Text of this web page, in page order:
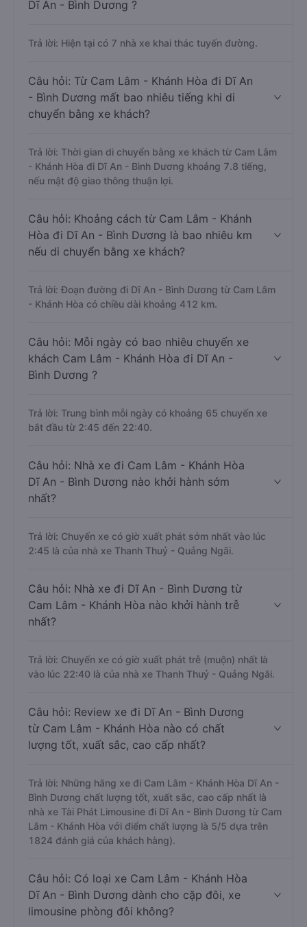
Dĩ An - Bình Dương ?
Trả lời: Hiện tại có 7 nhà xe khai thác tuyến đường.
Câu hỏi: Từ Cam Lâm - Khánh Hòa đi Dĩ An
- Bình Dương mất bao nhiêu tiếng khi di
chuyển bằng xe khách?
Trả lời: Thời gian di chuyển bằng xe khách từ Cam Lâm
- Khánh Hòa đi Dĩ An - Bình Dương khoảng 7.8 tiếng,
nếu mật độ giao thông thuận lợi.
Câu hỏi: Khoảng cách từ Cam Lâm - Khánh
Hòa đi Dĩ An - Bình Dương là bao nhiêu km
nếu di chuyển bằng xe khách?
Trả lời: Đoạn đường đi Dĩ An - Bình Dương từ Cam Lâm
- Khánh Hòa có chiều dài khoảng 412 km.
Câu hỏi: Mỗi ngày có bao nhiêu chuyến xe
khách Cam Lâm - Khánh Hòa đi Dĩ An -
Bình Dương ?
Trả lời: Trung bình mỗi ngày có khoảng 65 chuyến xe
bắt đầu từ 2:45 đến 22:40.
Câu hỏi: Nhà xe đi Cam Lâm - Khánh Hòa
Dĩ An - Bình Dương nào khởi hành sớm
nhất?
Trả lời: Chuyến xe có giờ xuất phát sớm nhất vào lúc
2:45 là của nhà xe Thanh Thuỷ - Quảng Ngãi.
Câu hỏi: Nhà xe đi Dĩ An - Bình Dương từ
Cam Lâm - Khánh Hòa nào khởi hành trễ
nhất?
Trả lời: Chuyến xe có giờ xuất phát trễ (muộn) nhất là
vào lúc 22:40 là của nhà xe Thanh Thuỷ - Quảng Ngãi.
Câu hỏi: Review xe đi Dĩ An - Bình Dương
từ Cam Lâm - Khánh Hòa nào có chất
lượng tốt, xuất sắc, cao cấp nhất?
Trả lời: Những hãng xe đi Cam Lâm - Khánh Hòa Dĩ An -
Bình Dương chất lượng tốt, xuất sắc, cao cấp nhất là
nhà xe Tài Phát Limousine đi Dĩ An - Bình Dương từ Cam
Lâm - Khánh Hòa với điểm chất lượng là 5/5 dựa trên
1824 đánh giá của khách hàng).
Câu hỏi: Có loại xe Cam Lâm - Khánh Hòa
Dĩ An - Bình Dương dành cho cặp đôi, xe
limousine phòng đôi không?